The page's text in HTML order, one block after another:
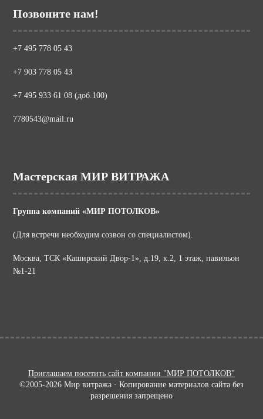
Позвоните нам!
+7 495 778 05 43
+7 903 778 05 43
+7 495 933 61 08 (доб.100)
7780543@mail.ru
Мастерская МИР ВИТРАЖА
Группа компаний «МИР ПОТОЛКОВ»
(Для встречи необходим созвон со специалистом).
Москва, ТСК «Каширский Двор-1», д.19, к.2, 1 этаж, павильон
№1-21
Приглашаем посетить сайт компании "МИР ПОТОЛКОВ"
©2005-2026 Мир витража · Копирование материалов сайта без
разрешения запрещено